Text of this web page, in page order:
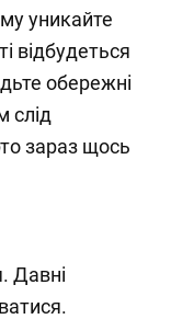
уникайте
відбудеться
обережні
слід
зараз щось
Давні